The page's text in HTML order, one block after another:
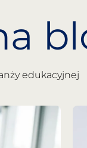
edukacyjnej